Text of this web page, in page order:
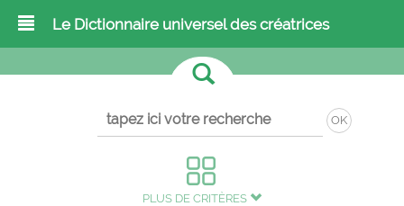
Le Dictionnaire universel des créatrices
OK
PLUS DE CRITÈRES